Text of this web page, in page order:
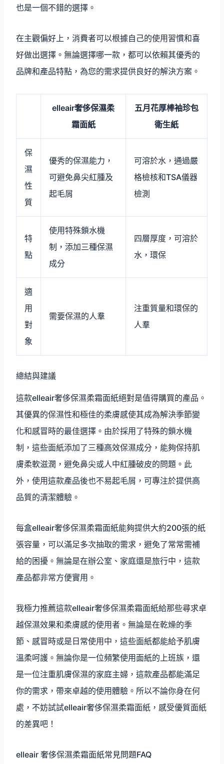
也是一個不錯的選擇。
在主觀偏好上，消費者可以根據自己的使用習慣和喜
好做出選擇。無論選擇哪一款，都可以依賴其優秀的
品牌和產品特點，為您的需求提供良好的解決方案。
elleair奢侈保濕柔
霜面紙
五月花厚棒袖珍包
衛生紙
保
濕
性
質
優秀的保濕能力，
可避免鼻尖紅腫及
起毛屑
可溶於水，通過嚴
格檢核和TSA儀器
檢測
特
點
使用特殊鎖水機
制，添加三種保濕
成分
四層厚度，可溶於
水，環保
適
用
對
象
需要保濕的人羣
注重質量和環保的
人羣
總結與建議
這款elleair奢侈保濕柔霜面紙絕對是值得購買的產品。
其優異的保濕性和極佳的柔膚感使其成為解決季節變
化和感冒時的最佳選擇。由於採用了特殊的鎖水機
制，這些面紙添加了三種高效保濕成分，能夠保持肌
膚柔軟滋潤，避免鼻尖或人中紅腫破皮的問題。此
外，使用這款產品後也不易起毛屑，可專注於提供高
品質的清潔體驗。
每盒elleair奢侈保濕柔霜面紙能夠提供大約200張的紙
張容量，可以滿足多次抽取的需求，避免了常常需補
給的困擾。無論是在辦公室、家庭還是旅行中，這款
產品都非常方便實用。
我極力推薦這款elleair奢侈保濕柔霜面紙給那些尋求卓
越保濕效果和柔膚感的使用者。無論是在乾燥的季
節、感冒時或是日常使用中，這些面紙都能給予肌膚
溫柔呵護。無論你是一位頻繁使用面紙的上班族，還
是一位注重肌膚保濕的家庭主婦，這款產品都能滿足
你的需求，帶來卓越的使用體驗。所以不論你身在何
處，不妨試試elleair奢侈保濕柔霜面紙，感受優質面紙
的差異吧！
elleair 奢侈保濕柔霜面紙常見問題FAQ